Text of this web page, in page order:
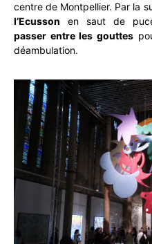
centre de Montpellier. Par la
l’Ecusson en saut de
passer entre les gouttes
déambulation.